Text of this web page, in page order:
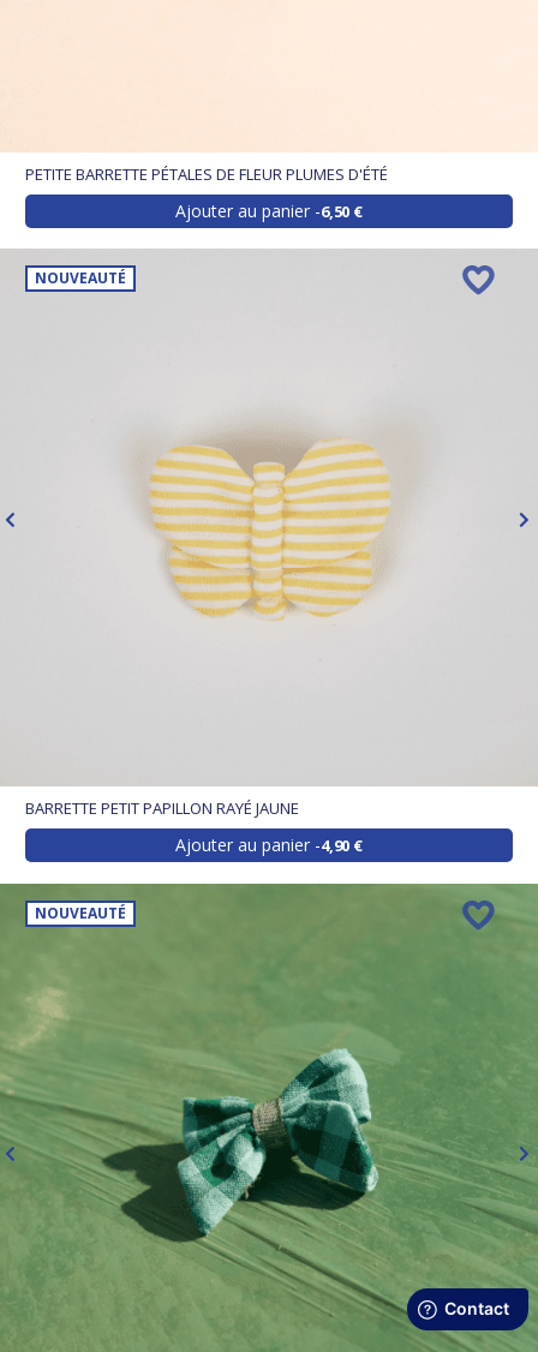
PETITE BARRETTE PÉTALES DE FLEUR PLUMES D'ÉTÉ
Ajouter au panier 6,50 €
NOUVEAUTÉ
BARRETTE PETIT PAPILLON RAYÉ JAUNE
Ajouter au panier 4,90 €
NOUVEAUTÉ